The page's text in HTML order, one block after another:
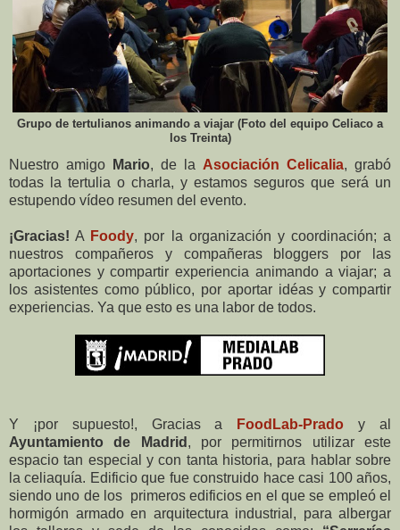
Grupo de tertulianos animando a viajar (Foto del equipo Celiaco a
los Treinta)
Nuestro amigo Mario, de la Asociación Celicalia, grabó
todas la tertulia o charla, y estamos seguros que será un
estupendo vídeo resumen del evento.
¡Gracias! A Foody, por la organización y coordinación; a
nuestros compañeros y compañeras bloggers por las
aportaciones y compartir experiencia animando a viajar; a
los asistentes como público, por aportar idéas y compartir
experiencias. Ya que esto es una labor de todos.
Y ¡por supuesto!, Gracias a FoodLab-Prado y al
Ayuntamiento de Madrid , por permitirnos utilizar este
espacio tan especial y con tanta historia, para hablar sobre
la celiaquía. Edificio que fue construido hace casi 100 años,
siendo uno de los primeros edificios en el que se empleó el
hormigón armado en arquitectura industrial, para albergar